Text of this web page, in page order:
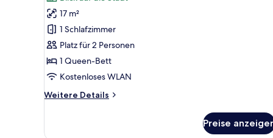
Attic
Double
room
anzeigen
17 m²
1 Schlafzimmer
Platz für 2 Personen
1 Queen-Bett
Kostenloses WLAN
Weitere Details
Weitere
Preise